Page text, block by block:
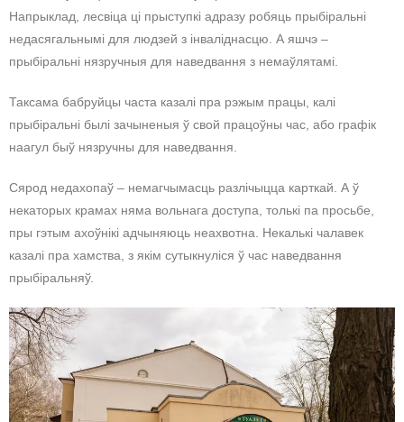
Напрыклад, лесвіца ці прыступкі адразу робяць прыбіральні
недасягальнымі для людзей з інваліднасцю. А яшчэ –
прыбіральні нязручныя для наведвання з немаўлятамі.
Таксама бабруйцы часта казалі пра рэжым працы, калі
прыбіральні былі зачыненыя ў свой працоўны час, або графік
наагул быў нязручны для наведвання.
Сярод недахопаў – немагчымасць разлічыцца карткай. А ў
некаторых крамах няма вольнага доступа, толькі па просьбе,
пры гэтым ахоўнікі адчыняюць неахвотна. Некалькі чалавек
казалі пра хамства, з якім сутыкнуліся ў час наведвання
прыбіральняў.